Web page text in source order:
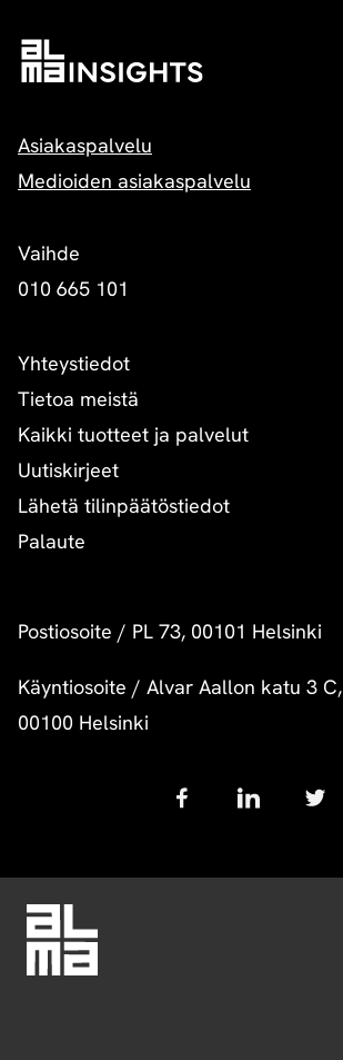
Asiakaspalvelu
Medioiden asiakaspalvelu
Vaihde
010 665 101
Yhteystiedot
Tietoa meistä
Kaikki tuotteet ja palvelut
Uutiskirjeet
Lähetä tilinpäätöstiedot
Palaute
Postiosoite / PL 73, 00101 Helsinki
Käyntiosoite / Alvar Aallon katu 3 C,
00100 Helsinki